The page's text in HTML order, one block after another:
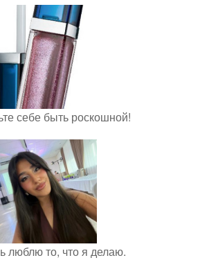
себе быть роскошной!
люблю то, что я делаю.